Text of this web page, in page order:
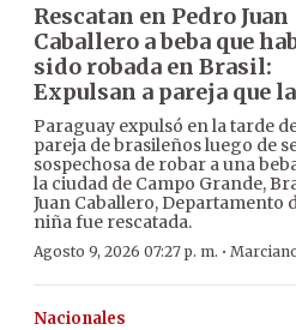
Rescatan en Pedro Juan
Caballero a beba que
sido robada en Brasil:
Expulsan a pareja que
Paraguay expulsó en la tarde
pareja de brasileños luego de
sospechosa de robar a una
la ciudad de Campo Grande,
Juan Caballero, Departamento
niña fue rescatada.
Agosto 9, 2026 07:27 p. m. ·
Nacionales